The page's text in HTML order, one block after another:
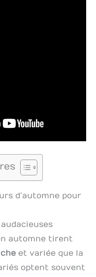
d’automne pour
automne tirent
et variée que la
optent souvent